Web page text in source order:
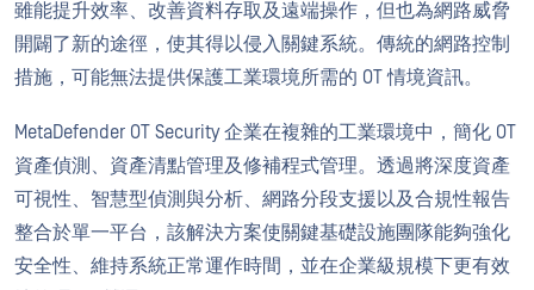
雖能提升效率、改善資料存取及遠端操作，但也為網路威脅
開闢了新的途徑，使其得以侵入關鍵系統。傳統的網路控制
措施，可能無法提供保護工業環境所需的 OT 情境資訊。
MetaDefender OT Security 企業在複雜的工業環境中，簡化 OT
資產偵測、資產清點管理及修補程式管理。透過將深度資產
可視性、智慧型偵測與分析、網路分段支援以及合規性報告
整合於單一平台，該解決方案使關鍵基礎設施團隊能夠強化
安全性、維持系統正常運作時間，並在企業級規模下更有效